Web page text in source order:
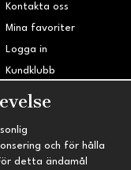
Kontakta oss
Mina favoriter
Logga in
Kundklubb
Retur & Reklamation
och för hålla
detta ändamål